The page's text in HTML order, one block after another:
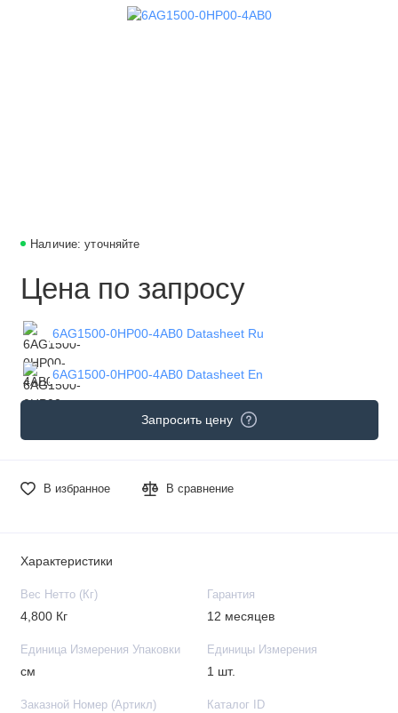
Наличие: уточняйте
Цена по запросу
6AG1500-0HP00-4AB0 Datasheet Ru
6AG1500-0HP00-4AB0 Datasheet En
Запросить цену
В избранное В сравнение
Характеристики
Вес Нетто (Кг)
4,800 Кг
Гарантия
12 месяцев
Единица Измерения Упаковки
см
Единицы Измерения
1 шт.
Заказной Номер (Артикл) Каталог ID